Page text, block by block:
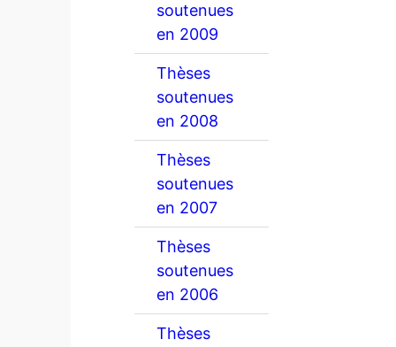
soutenues
en 2009
Thèses
soutenues
en 2008
Thèses
soutenues
en 2007
Thèses
soutenues
en 2006
Thèses